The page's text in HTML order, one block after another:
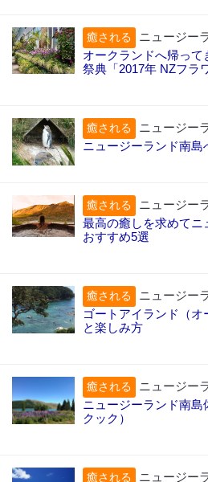
癒される
ニュージー
オークランドへ帰っ
祭典「2017年 NZフラ
癒される
ニュージー
ニュージーランド南島
癒される
ニュージー
最高の癒しを求めて
おすすめ5選
癒される
ニュージー
ゴートアイランド（
と楽しみ方
癒される
ニュージー
ニュージーランド南島
クック）
癒される
ニュージー